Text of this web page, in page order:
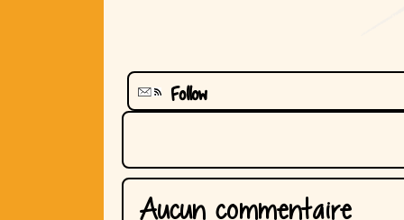
Follow
Aucun commentaire